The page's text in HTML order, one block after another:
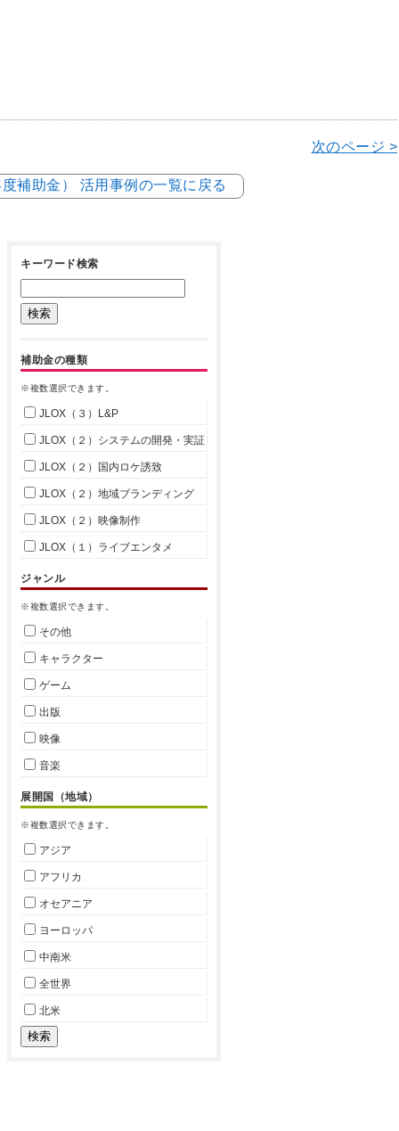
次のページ >
補助金） 活用事例の一覧に戻る
キーワード検索
補助金の種類
※複数選択できます。
JLOX（３）L&P
JLOX（２）システムの開発・実証
JLOX（２）国内ロケ誘致
JLOX（２）地域ブランディング
JLOX（２）映像制作
JLOX（１）ライブエンタメ
ジャンル
※複数選択できます。
その他
キャラクター
ゲーム
出版
映像
音楽
展開国（地域）
※複数選択できます。
アジア
アフリカ
オセアニア
ヨーロッパ
中南米
全世界
北米